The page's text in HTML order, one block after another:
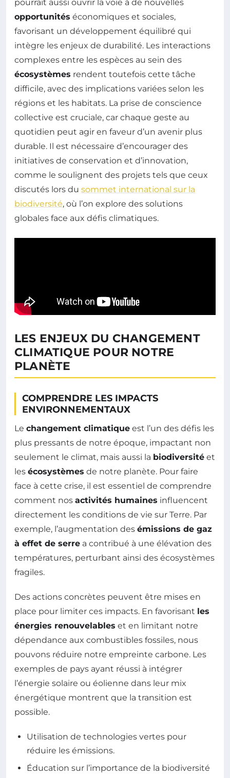
pourrait aussi ouvrir la voie à de nouvelles
opportunités économiques et sociales,
favorisant un développement équilibré qui
intègre les enjeux de durabilité. Les interactions
complexes entre les espèces au sein des
écosystèmes rendent toutefois cette tâche
difficile, avec des implications variées selon les
régions et les habitats. La prise de conscience
collective est cruciale, car chaque geste au
quotidien peut agir en faveur d’un avenir plus
durable. Il est nécessaire d’encourager des
initiatives de conservation et d’innovation,
comme le soulignent des projets tels que ceux
discutés lors du sommet international sur la
biodiversité, où l’on explore des solutions
globales face aux défis climatiques.
LES ENJEUX DU CHANGEMENT
CLIMATIQUE POUR NOTRE
PLANÈTE
COMPRENDRE LES IMPACTS
ENVIRONNEMENTAUX
Le changement climatique est l’un des défis les
plus pressants de notre époque, impactant non
seulement le climat, mais aussi la biodiversité et
les écosystèmes de notre planète. Pour faire
face à cette crise, il est essentiel de comprendre
comment nos activités humaines influencent
directement les conditions de vie sur Terre. Par
exemple, l’augmentation des émissions de gaz
à effet de serre a contribué à une élévation des
températures, perturbant ainsi des écosystèmes
fragiles.
Des actions concrètes peuvent être mises en
place pour limiter ces impacts. En favorisant les
énergies renouvelables et en limitant notre
dépendance aux combustibles fossiles, nous
pouvons réduire notre empreinte carbone. Les
exemples de pays ayant réussi à intégrer
l’énergie solaire ou éolienne dans leur mix
énergétique montrent que la transition est
possible.
Utilisation de technologies vertes pour
réduire les émissions.
Éducation sur l’importance de la biodiversité